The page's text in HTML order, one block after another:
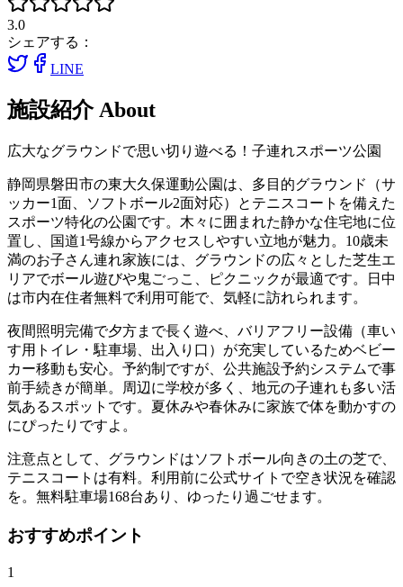
3.0
シェアする：
LINE
施設紹介 About
広大なグラウンドで思い切り遊べる！子連れスポーツ公園
静岡県磐田市の東大久保運動公園は、多目的グラウンド（サ
ッカー1面、ソフトボール2面対応）とテニスコートを備えた
スポーツ特化の公園です。木々に囲まれた静かな住宅地に位
置し、国道1号線からアクセスしやすい立地が魅力。10歳未
満のお子さん連れ家族には、グラウンドの広々とした芝生エ
リアでボール遊びや鬼ごっこ、ピクニックが最適です。日中
は市内在住者無料で利用可能で、気軽に訪れられます。
夜間照明完備で夕方まで長く遊べ、バリアフリー設備（車い
す用トイレ・駐車場、出入り口）が充実しているためベビー
カー移動も安心。予約制ですが、公共施設予約システムで事
前手続きが簡単。周辺に学校が多く、地元の子連れも多い活
気あるスポットです。夏休みや春休みに家族で体を動かすの
にぴったりですよ。
注意点として、グラウンドはソフトボール向きの土の芝で、
テニスコートは有料。利用前に公式サイトで空き状況を確認
を。無料駐車場168台あり、ゆったり過ごせます。
おすすめポイント
1